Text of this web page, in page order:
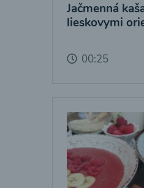
Jačmenná
lieskovymi
00:25